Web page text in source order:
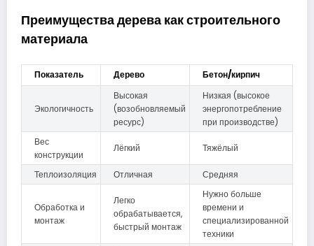
Преимущества дерева как строительного
материала
Показатель Дерево Бетон/кирпич
Экологичность
Высокая
(возобновляемый
ресурс)
Низкая (высокое
энергопотребление
при производстве)
Вес
конструкции
Лёгкий Тяжёлый
Теплоизоляция Отличная Средняя
Обработка и
монтаж
Легко
обрабатывается,
быстрый монтаж
Нужно больше
времени и
специализированной
техники